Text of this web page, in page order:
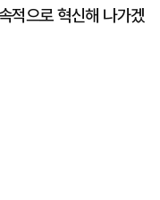
적으로 혁신해 나가겠